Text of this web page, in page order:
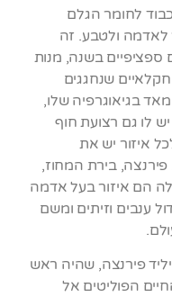
לחומר הגלם
לאדמה ולטבע. זה
ספציפיים בשנה, מנות
שנחגגים
בגיאוגרפיה שלו,
לו גם רצועת חוף
איזור יש את
פירנצה, בירת המחוז,
הם איזור בעל אדמה
ענבים וזיתים ומשם
פירנצה, שהיה ראש
הפוליטים אל